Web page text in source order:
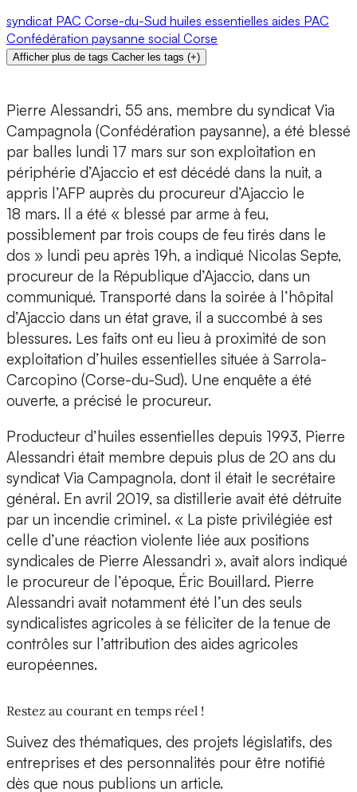
syndicat PAC Corse-du-Sud huiles essentielles aides PAC
Confédération paysanne social Corse
Afficher plus de tags Cacher les tags (+)
Pierre Alessandri, 55 ans, membre du syndicat Via
Campagnola (Confédération paysanne), a été blessé
par balles lundi 17 mars sur son exploitation en
périphérie d’Ajaccio et est décédé dans la nuit, a
appris l’AFP auprès du procureur d’Ajaccio le
18 mars. Il a été « blessé par arme à feu,
possiblement par trois coups de feu tirés dans le
dos » lundi peu après 19h, a indiqué Nicolas Septe,
procureur de la République d’Ajaccio, dans un
communiqué. Transporté dans la soirée à l’hôpital
d’Ajaccio dans un état grave, il a succombé à ses
blessures. Les faits ont eu lieu à proximité de son
exploitation d’huiles essentielles située à Sarrola-
Carcopino (Corse-du-Sud). Une enquête a été
ouverte, a précisé le procureur.
Producteur d’huiles essentielles depuis 1993, Pierre
Alessandri était membre depuis plus de 20 ans du
syndicat Via Campagnola, dont il était le secrétaire
général. En avril 2019, sa distillerie avait été détruite
par un incendie criminel. « La piste privilégiée est
celle d’une réaction violente liée aux positions
syndicales de Pierre Alessandri », avait alors indiqué
le procureur de l’époque, Éric Bouillard. Pierre
Alessandri avait notamment été l’un des seuls
syndicalistes agricoles à se féliciter de la tenue de
contrôles sur l’attribution des aides agricoles
européennes.
Restez au courant en temps réel !
Suivez des thématiques, des projets législatifs, des
entreprises et des personnalités pour être notifié
dès que nous publions un article.